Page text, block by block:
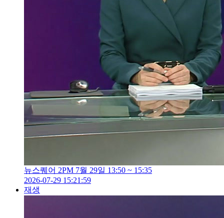
뉴스퀘어 2PM 7월 29일 13:50 ~ 15:35
2026-07-29 15:21:59
재생